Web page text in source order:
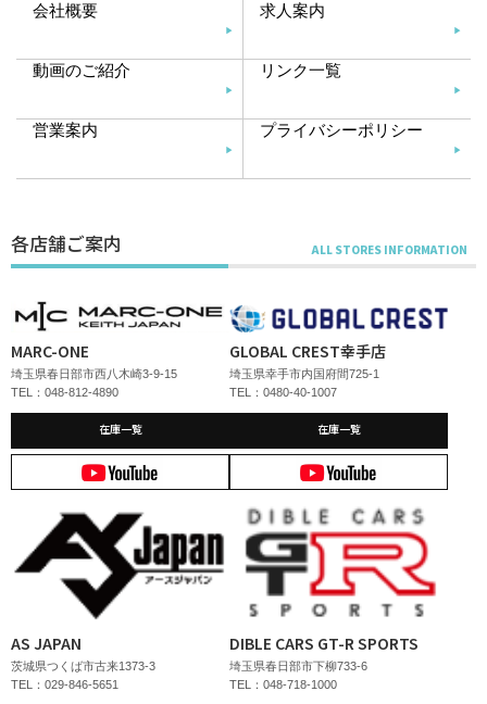
会社概要 求人案内
動画のご紹介 リンク一覧
営業案内 プライバシーポリシー
各店舗ご案内
MARC-ONE
埼玉県春日部市西八木崎3-9-15
TEL：048-812-4890
在庫一覧
GLOBAL CREST幸手店
埼玉県幸手市内国府間725-1
TEL：0480-40-1007
在庫一覧
AS JAPAN
茨城県つくば市古来1373-3
TEL：029-846-5651
DIBLE CARS GT-R SPORTS
埼玉県春日部市下柳733-6
TEL：048-718-1000